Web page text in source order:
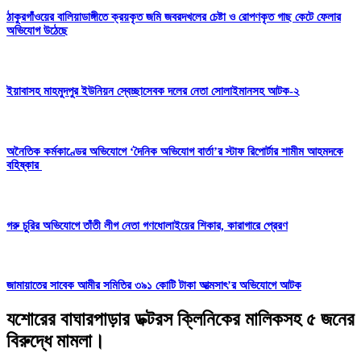
ঠাকুরগাঁওয়ের বালিয়াডাঙ্গীতে ক্রয়কৃত জমি জবরদখলের চেষ্টা ও রোপণকৃত গাছ কেটে ফেলার
অভিযোগ উঠেছে
ইয়াবাসহ মাহমুদপুর ইউনিয়ন স্বেচ্ছাসেবক দলের নেতা সোলাইমানসহ আটক-২
অনৈতিক কর্মকাণ্ডের অভিযোগে ‘দৈনিক অভিযোগ বার্তা’র স্টাফ রিপোর্টার শামীম আহমদকে
বহিষ্কার
গরু চুরির অভিযোগে তাঁতী লীগ নেতা গণধোলাইয়ের শিকার, কারাগারে প্রেরণ
জামায়াতের সাবেক আমীর সমিতির ৩৯১ কোটি টাকা আত্মসাৎ’র অভিযোগে আটক
যশোরের বাঘারপাড়ার ডক্টরস ক্লিনিকের মালিকসহ ৫ জনের
বিরুদ্ধে মামলা।